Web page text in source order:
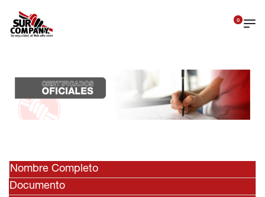
0
Nombre Completo
Documento